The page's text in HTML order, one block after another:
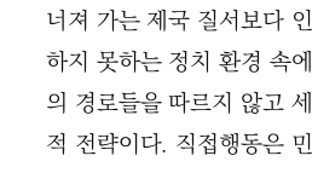
너져 가는 제국 질서보다
하지 못하는 정치 환경 속
의 경로들을 따르지 않고
적 전략이다. 직접행동은